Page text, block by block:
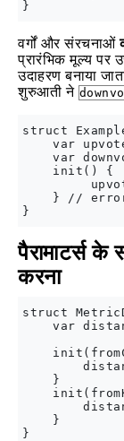
वर्गों और संरचनाओं
प्रारंभिक मूल्य
उदाहरण बनाया
शुरुआती ने
struct
var
var
    init() {
} //
पैरामाटर्स
करना
struct
var
    }
    }
}